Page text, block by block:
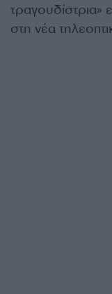
τραγουδίστρια»
στη νέα